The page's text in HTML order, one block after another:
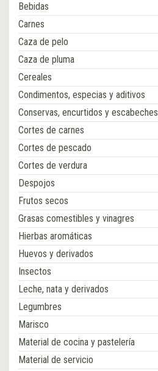
Bebidas
Carnes
Caza de pelo
Caza de pluma
Cereales
Condimentos, especias y aditivos
Conservas, encurtidos y escabeches
Cortes de carnes
Cortes de pescado
Cortes de verdura
Despojos
Frutos secos
Grasas comestibles y vinagres
Hierbas aromáticas
Huevos y derivados
Insectos
Leche, nata y derivados
Legumbres
Marisco
Material de cocina y pastelería
Material de servicio